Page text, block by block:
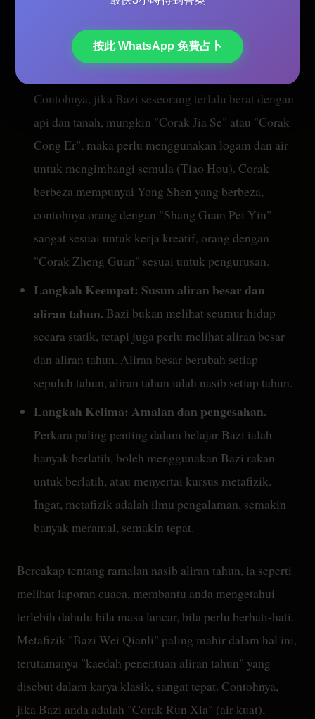
Langkah Ketiga: Analisis corak Lima Unsur.
Selepas menyusun empat tiang, perlu melihat
Contohnya, jika Bazi seseorang terlalu berat dengan
api dan tanah, mungkin "Corak Jia Se" atau "Corak
Cong Er", maka perlu menggunakan logam dan air
untuk mengimbangi semula (Tiao Hou). Corak
berbeza mempunyai Yong Shen yang berbeza,
contohnya orang dengan "Shang Guan Pei Yin"
sangat sesuai untuk kerja kreatif, orang dengan
"Corak Zheng Guan" sesuai untuk pengurusan.
Langkah Keempat: Susun aliran besar dan
aliran tahun. Bazi bukan melihat seumur hidup
secara statik, tetapi juga perlu melihat aliran besar
dan aliran tahun. Aliran besar berubah setiap
sepuluh tahun, aliran tahun ialah nasib setiap tahun.
Langkah Kelima: Amalan dan pengesahan.
Perkara paling penting dalam belajar Bazi ialah
banyak berlatih, boleh menggunakan Bazi rakan
untuk berlatih, atau menyertai kursus metafizik.
Ingat, metafizik adalah ilmu pengalaman, semakin
banyak meramal, semakin tepat.
Bercakap tentang ramalan nasib aliran tahun, ia seperti
melihat laporan cuaca, membantu anda mengetahui
terlebih dahulu bila masa lancar, bila perlu berhati-hati.
Metafizik "Bazi Wei Qianli" paling mahir dalam hal ini,
terutamanya "kaedah penentuan aliran tahun" yang
disebut dalam karya klasik, sangat tepat. Contohnya,
jika Bazi anda adalah "Corak Run Xia" (air kuat),
按此 WhatsApp 免費占卜